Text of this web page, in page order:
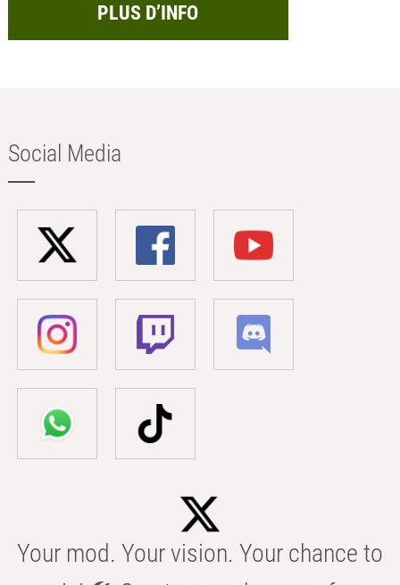
PLUS D’INFO
Social Media
Your mod. Your vision. Your chance to